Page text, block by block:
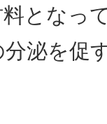
となっ
泌を促